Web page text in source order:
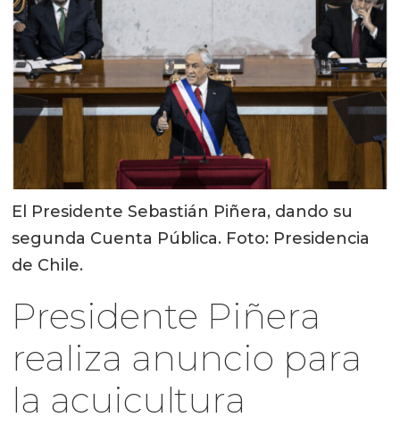
El Presidente Sebastián Piñera, dando su
segunda Cuenta Pública. Foto: Presidencia
de Chile.
Presidente Piñera
realiza anuncio para
la acuicultura